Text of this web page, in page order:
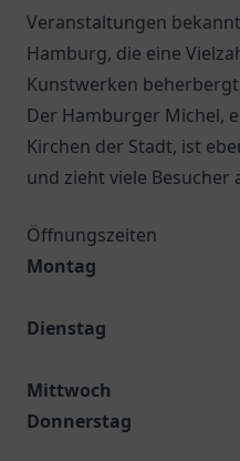
Veranstaltungen
Hamburg, die eine
Kunstwerken
Der Hamburger Michel,
Kirchen der Stadt, ist
und zieht viele Besucher
Öffnungszeiten
Montag
Dienstag
Mittwoch
Donnerstag